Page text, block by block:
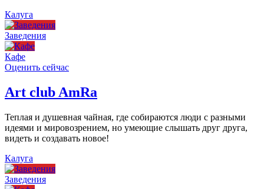
Калуга
Заведения
Кафе
Оценить сейчас
Art сlub AmRa
Теплая и душевная чайная, где собираются люди с разными
идеями и мировозрением, но умеющие слышать друг друга,
видеть и создавать новое!
Калуга
Заведения